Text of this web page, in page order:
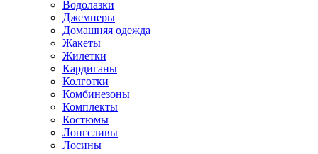
Водолазки
Джемперы
Домашняя одежда
Жакеты
Жилетки
Кардиганы
Колготки
Комбинезоны
Комплекты
Костюмы
Лонгсливы
Лосины